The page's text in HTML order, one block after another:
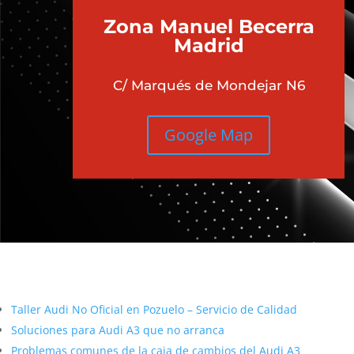
Zona Manuel Becerra
Madrid
C/ Marqués de Mondejar N6
Google Map
Taller Audi No Oficial en Pozuelo – Servicio de Calidad
Soluciones para Audi A3 que no arranca
Problemas comunes de la caja de cambios del Audi A3